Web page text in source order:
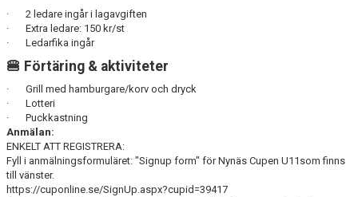
· 2 ledare ingår i lagavgiften
· Extra ledare: 150 kr/st
· Ledarfika ingår
🍔 Förtäring & aktiviteter
· Grill med hamburgare/korv och dryck
· Lotteri
· Puckkastning
Anmälan:
ENKELT ATT REGISTRERA:
Fyll i anmälningsformuläret: "Signup form" för Nynäs Cupen U11som finns
till vänster.
https://cuponline.se/SignUp.aspx?cupid=39417